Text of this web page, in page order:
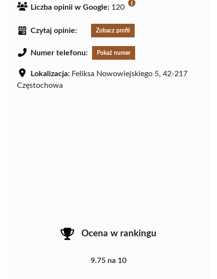
Liczba opinii w Google: 120
Czytaj opinie: Zobacz profil
Numer telefonu: Pokaż numer
Lokalizacja: Feliksa Nowowiejskiego 5, 42-217
Częstochowa
Ocena w rankingu
9.75 na 10